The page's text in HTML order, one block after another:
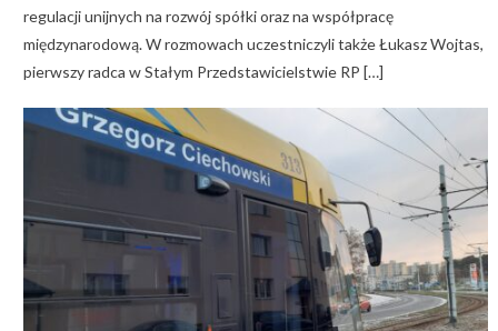
regulacji unijnych na rozwój spółki oraz na współpracę
międzynarodową. W rozmowach uczestniczyli także Łukasz Wojtas,
pierwszy radca w Stałym Przedstawicielstwie RP […]